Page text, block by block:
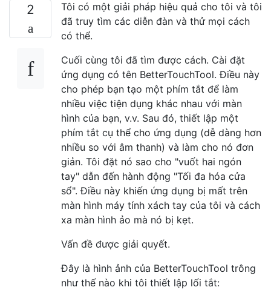
2
Tôi có một giải pháp hiệu quả cho tôi và tôi
đã truy tìm các diễn đàn và thử mọi cách
có thể.
Cuối cùng tôi đã tìm được cách. Cài đặt
ứng dụng có tên BetterTouchTool. Điều này
cho phép bạn tạo một phím tắt để làm
nhiều việc tiện dụng khác nhau với màn
hình của bạn, v.v. Sau đó, thiết lập một
phím tắt cụ thể cho ứng dụng (dễ dàng hơn
nhiều so với âm thanh) và làm cho nó đơn
giản. Tôi đặt nó sao cho "vuốt hai ngón
tay" dẫn đến hành động "Tối đa hóa cửa
sổ". Điều này khiến ứng dụng bị mất trên
màn hình máy tính xách tay của tôi và cách
xa màn hình ảo mà nó bị kẹt.
Vấn đề được giải quyết.
Đây là hình ảnh của BetterTouchTool trông
như thế nào khi tôi thiết lập lối tắt: